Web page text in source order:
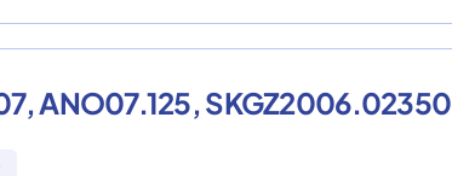
ANO07.125, SKGZ2006.02350